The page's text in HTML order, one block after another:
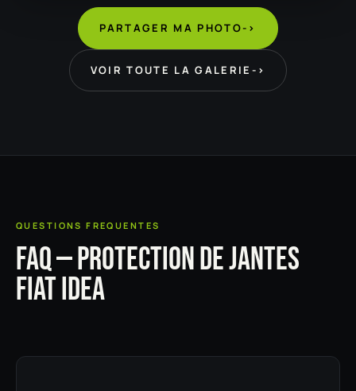
PARTAGER MA PHOTO->
VOIR TOUTE LA GALERIE ->
QUESTIONS FREQUENTES
FAQ — PROTECTION DE JANTES
FIAT IDEA